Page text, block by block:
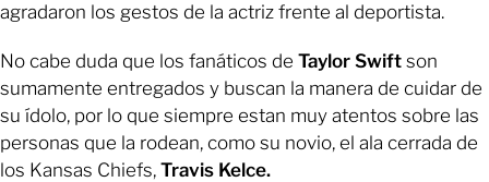
agradaron los gestos de la actriz frente al deportista.
No cabe duda que los fanáticos de Taylor Swift son
sumamente entregados y buscan la manera de cuidar de
su ídolo, por lo que siempre estan muy atentos sobre las
personas que la rodean, como su novio, el ala cerrada de
los Kansas Chiefs, Travis Kelce.